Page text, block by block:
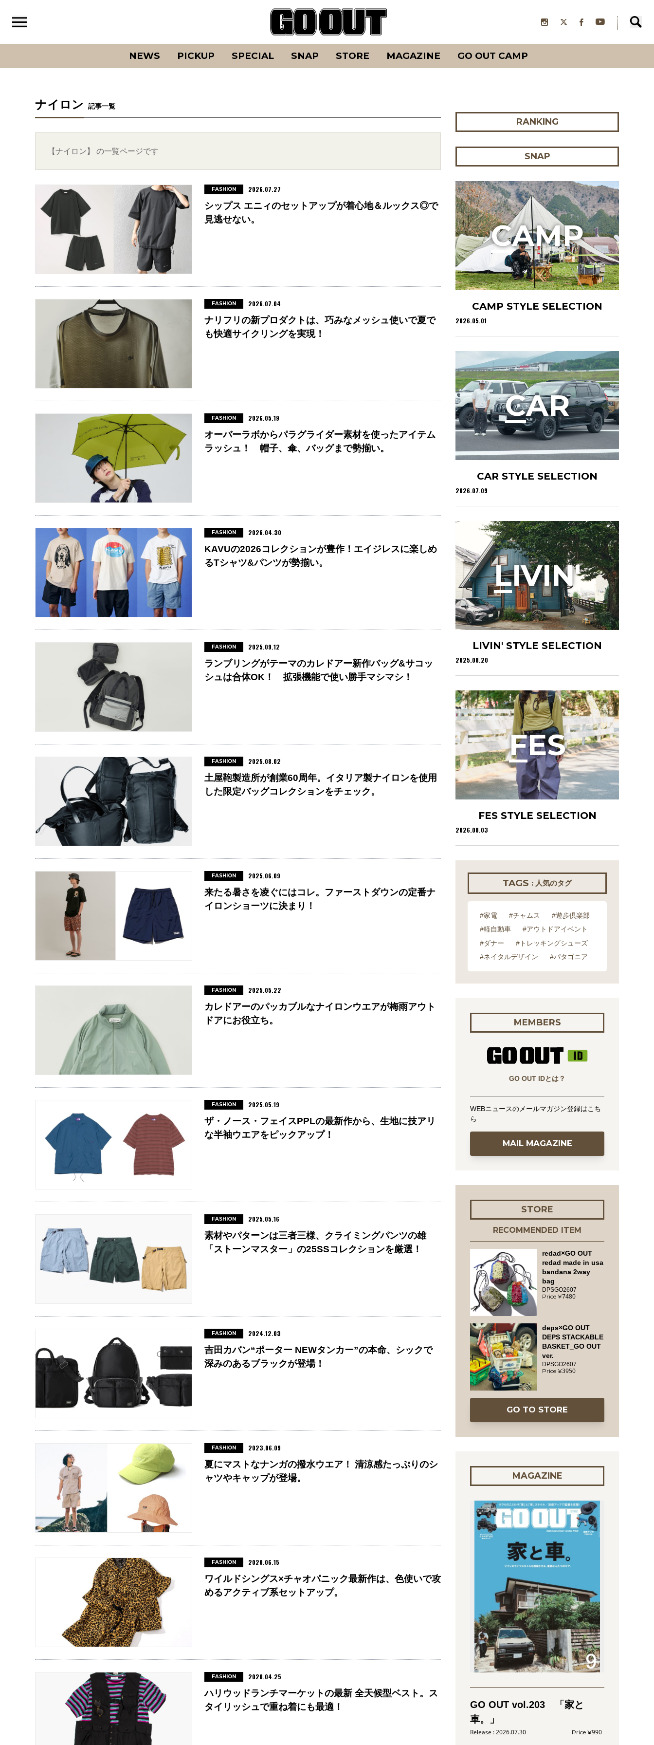
NEWS PICKUP SPECIAL SNAP STORE MAGAZINE GO OUT CAMP
ナイロン 記事一覧
【ナイロン】 の一覧ページです
シップス エニィのセットアップが着心地＆ルックス◎で
見逃せない。
FASHION 2026.07.27
ナリフリの新プロダクトは、巧みなメッシュ使いで夏で
も快適サイクリングを実現！
FASHION 2026.07.04
オーバーラボからパラグライダー素材を使ったアイテム
ラッシュ！ 帽子、傘、バッグまで勢揃い。
FASHION 2026.05.19
KAVUの2026コレクションが豊作！エイジレスに楽しめ
るTシャツ&パンツが勢揃い。
FASHION 2026.04.30
ランブリングがテーマのカレドアー新作バッグ&サコッ
シュは合体OK！ 拡張機能で使い勝手マシマシ！
FASHION 2025.09.12
土屋鞄製造所が創業60周年。イタリア製ナイロンを使用
した限定バッグコレクションをチェック。
FASHION 2025.08.02
来たる暑さを凌ぐにはコレ。ファーストダウンの定番ナ
イロンショーツに決まり！
FASHION 2025.06.09
カレドアーのパッカブルなナイロンウエアが梅雨アウト
ドアにお役立ち。
FASHION 2025.05.22
ザ・ノース・フェイスPPLの最新作から、生地に技アリ
な半袖ウエアをピックアップ！
FASHION 2025.05.19
素材やパターンは三者三様、クライミングパンツの雄
「ストーンマスター」の25SSコレクションを厳選！
FASHION 2025.05.16
吉田カバン“ポーター NEWタンカー”の本命、シックで
深みのあるブラックが登場！
FASHION 2024.12.03
夏にマストなナンガの撥水ウエア！ 清涼感たっぷりのシ
ャツやキャップが登場。
FASHION 2023.06.09
ワイルドシングス×チャオパニック最新作は、色使いで攻
めるアクティブ系セットアップ。
FASHION 2020.06.15
ハリウッドランチマーケットの最新 全天候型ベスト。ス
タイリッシュで重ね着にも最適！
FASHION 2020.04.25
RANKING
SNAP
CAMP STYLE SELECTION
2026.05.01
CAMP
CAR STYLE SELECTION
2026.07.09
CAR
LIVIN' STYLE SELECTION
2025.08.20
LIVIN'
FES STYLE SELECTION
2026.08.03
FES
TAGS : 人気のタグ
#家電 #チャムス
#遊歩倶楽部
#軽自動車
#アウトドアイベント
#ダナー
#トレッキングシューズ
#ネイタルデザイン
#パタゴニア
MEMBERS
GO OUT IDとは？
WEBニュースのメールマガジン登録はこち
ら
MAIL MAGAZINE
STORE
RECOMMENDED ITEM
redad×GO OUT
redad made in usa
bandana 2way
bag
DPSGO2607
7480
deps×GO OUT
DEPS STACKABLE
BASKET_GO OUT
ver.
DPSGO2607
3950
GO TO STORE
MAGAZINE
GO OUT vol.203 「家と
車。」
2026.07.30 990